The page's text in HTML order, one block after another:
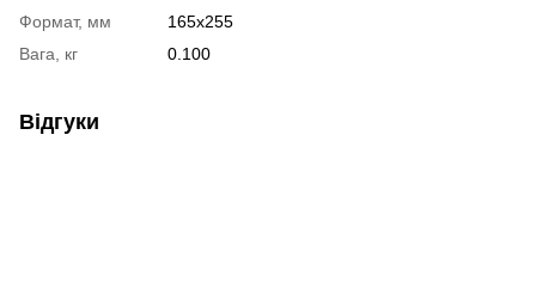
Формат, мм
165х255
Вага, кг
0.100
Відгуки